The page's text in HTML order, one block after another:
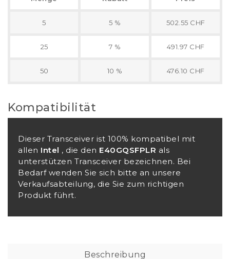
5 5 % 502.55 CHF
25 7 % 491.97 CHF
50 10 % 476.10 CHF
Kompatibilität
Dieser Transceiver ist 100% kompatibel mit
allen Intel , die den E40GQSFPLR als
unterstützen Transceiver bezeichnen. Bei
Bedarf wenden Sie sich bitte an unsere
Verkaufsabteilung, die Sie zum richtigen
Produkt führt.
Beschreibung